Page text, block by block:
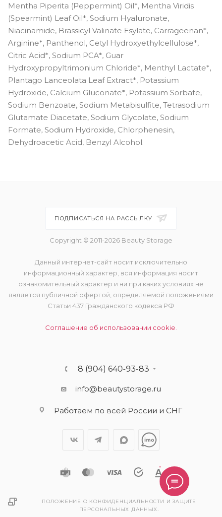
Mentha Piperita (Peppermint) Oil*, Mentha Viridis
(Spearmint) Leaf Oil*, Sodium Hyaluronate,
Niacinamide, Brassicyl Valinate Esylate, Carrageenan*,
Arginine*, Panthenol, Cetyl Hydroxyethylcellulose*,
Citric Acid*, Sodium PCA*, Guar
Hydroxypropyltrimonium Chloride*, Menthyl Lactate*,
Plantago Lanceolata Leaf Extract*, Potassium
Hydroxide, Calcium Gluconate*, Potassium Sorbate,
Sodium Benzoate, Sodium Metabisulfite, Tetrasodium
Glutamate Diacetate, Sodium Glycolate, Sodium
Formate, Sodium Hydroxide, Chlorphenesin,
Dehydroacetic Acid, Benzyl Alcohol.
ПОДПИСАТЬСЯ НА РАССЫЛКУ
Copyright © 2011-2026 Beauty Storage
Данный интернет-сайт носит исключительно
информационный характер, вся информация носит
ознакомительный характер и ни при каких условиях не
является публичной офертой, определяемой положениями
Статьи 437 Гражданского кодекса РФ
Соглашение об использовании cookie.
8 (904) 640-93-83
info@beautystorage.ru
Работаем по всей России и СНГ
ПОЛОЖЕНИЕ О КОНФИДЕНЦИАЛЬНОСТИ И ЗАЩИТЕ
ПЕРСОНАЛЬНЫХ ДАННЫХ.